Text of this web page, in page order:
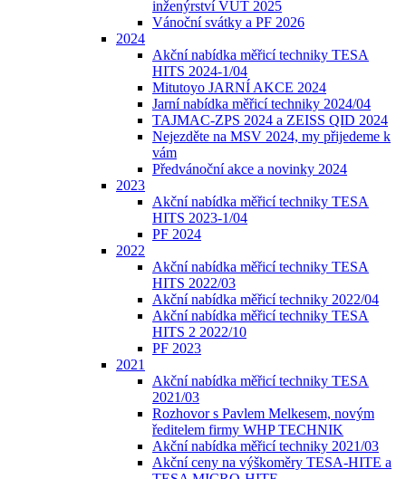
inženýrství VUT 2025
Vánoční svátky a PF 2026
2024
Akční nabídka měřicí techniky TESA
HITS 2024-1/04
Mitutoyo JARNÍ AKCE 2024
Jarní nabídka měřicí techniky 2024/04
TAJMAC-ZPS 2024 a ZEISS QID 2024
Nejezděte na MSV 2024, my přijedeme k
vám
Předvánoční akce a novinky 2024
2023
Akční nabídka měřicí techniky TESA
HITS 2023-1/04
PF 2024
2022
Akční nabídka měřicí techniky TESA
HITS 2022/03
Akční nabídka měřicí techniky 2022/04
Akční nabídka měřicí techniky TESA
HITS 2 2022/10
PF 2023
2021
Akční nabídka měřicí techniky TESA
2021/03
Rozhovor s Pavlem Melkesem, novým
ředitelem firmy WHP TECHNIK
Akční nabídka měřicí techniky 2021/03
Akční ceny na výškoměry TESA-HITE a